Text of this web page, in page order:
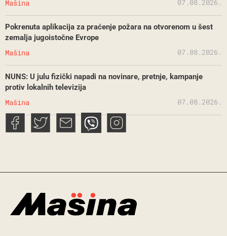
Mašina 07.08.2026.
Pokrenuta aplikacija za praćenje požara na otvorenom u šest
zemalja jugoistočne Evrope
Mašina 07.08.2026.
NUNS: U julu fizički napadi na novinare, pretnje, kampanje
protiv lokalnih televizija
Mašina 07.08.2026.